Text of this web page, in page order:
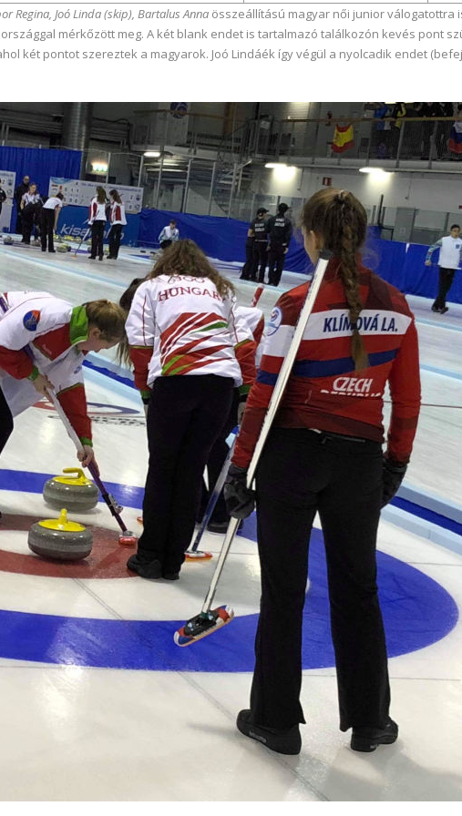
Regina, Joó Linda (skip), Bartalus Anna összeállítású magyar női junior válogatottra
mérkőzött meg. A két blank endet is tartalmazó találkozón kevés pont
két pontot szereztek a magyarok. Joó Lindáék így végül a nyolcadik endet